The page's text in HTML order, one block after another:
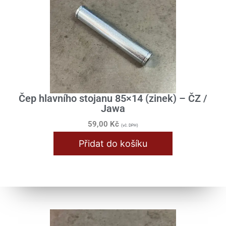
Řazení
Řídítka / Tlumiče / Vidlice
Samolepy
Stupačky / Stojan
Skříň motoru
Spojka / Lamely
Válec / Hlava
Výfuk / Koleno
Jawa 634 - 640
Čep hlavního stojanu 85×14 (zinek) – ČZ /
Jawa
59,00 Kč (vč. DPH)
Přidat do košíku